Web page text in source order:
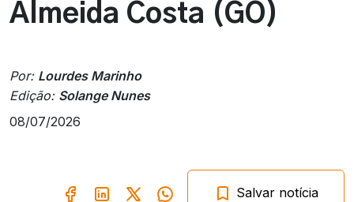
Almeida Costa (GO)
Por: Lourdes Marinho
Edição: Solange Nunes
08/07/2026
Salvar notícia